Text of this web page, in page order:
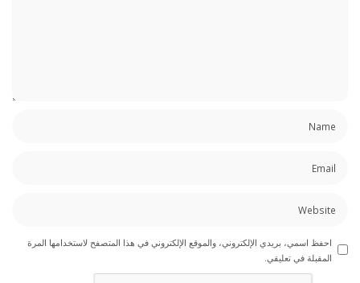
احفظ اسمي، بريدي الإلكتروني، والموقع الإلكتروني في هذا المتصفح لاستخدامها المرة
المقبلة في تعليقي.